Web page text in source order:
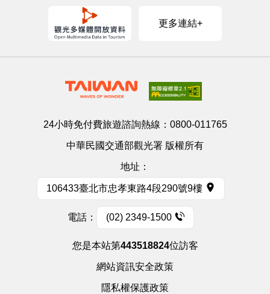
更多連結+
24小時免付費旅遊諮詢熱線： 0800-011765
中華民國交通部觀光署 版權所有
地址：
106433臺北市忠孝東路4段290號9樓
電話： (02) 2349-1500
您是本站第443518824位訪客
網站資訊安全政策
隱私權保護政策